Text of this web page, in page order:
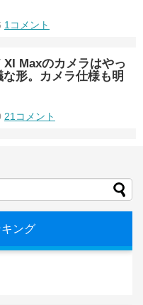
1コメント
Maxのカメラはやっ
な形。カメラ仕様も明
21コメント
ング